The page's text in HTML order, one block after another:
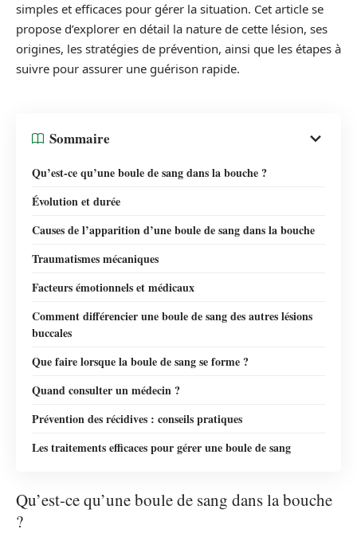
simples et efficaces pour gérer la situation. Cet article se
propose d’explorer en détail la nature de cette lésion, ses
origines, les stratégies de prévention, ainsi que les étapes à
suivre pour assurer une guérison rapide.
Sommaire
Qu’est-ce qu’une boule de sang dans la bouche ?
Évolution et durée
Causes de l’apparition d’une boule de sang dans la bouche
Traumatismes mécaniques
Facteurs émotionnels et médicaux
Comment différencier une boule de sang des autres lésions
buccales
Que faire lorsque la boule de sang se forme ?
Quand consulter un médecin ?
Prévention des récidives : conseils pratiques
Les traitements efficaces pour gérer une boule de sang
Qu’est-ce qu’une boule de sang dans la bouche
?